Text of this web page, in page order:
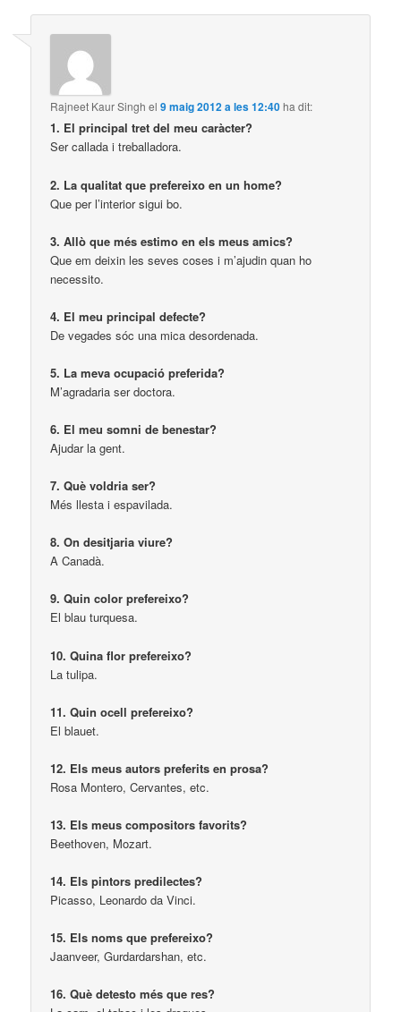
Rajneet Kaur Singh el9 maig 2012 a les 12:40ha dit:
1. El principal tret del meu caràcter?
Ser callada i treballadora.
2. La qualitat que prefereixo en un home?
Que per l’interior sigui bo.
3. Allò que més estimo en els meus amics?
Que em deixin les seves coses i m’ajudin quan ho
necessito.
4. El meu principal defecte?
De vegades sóc una mica desordenada.
5. La meva ocupació preferida?
M’agradaria ser doctora.
6. El meu somni de benestar?
Ajudar la gent.
7. Què voldria ser?
Més llesta i espavilada.
8. On desitjaria viure?
A Canadà.
9. Quin color prefereixo?
El blau turquesa.
10. Quina flor prefereixo?
La tulipa.
11. Quin ocell prefereixo?
El blauet.
12. Els meus autors preferits en prosa?
Rosa Montero, Cervantes, etc.
13. Els meus compositors favorits?
Beethoven, Mozart.
14. Els pintors predilectes?
Picasso, Leonardo da Vinci.
15. Els noms que prefereixo?
Jaanveer, Gurdardarshan, etc.
16. Què detesto més que res?